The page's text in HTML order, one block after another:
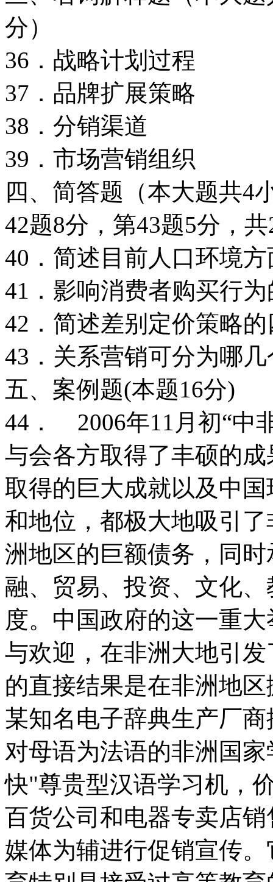
分）
36．战略计划过程
37．品牌扩展策略
38．分销渠道
39．市场营销组织
四、简答题（本大题共4
42题8分，第43题5分，
40．简述目前人口环境
41．影响消费者购买行
42．简述差别定价策略
43．关系营销可分为哪
五、案例题(本题16分)
44． 2006年11月初“中
与会各方取得了丰硕的
取得的巨大成就以及中
和地位，都极大地吸引
洲地区的巨额债务，同
融、贸易、投资、文化
度。中国政府的这一重
与欢迎，在非洲大地引发
的直接结果是在非洲地
某知名电子辞典生产厂
对母语为法语的非洲国
快"尊贵型汉语学习机，
百货公司和电器专卖店
媒体为辅进行促销宣传